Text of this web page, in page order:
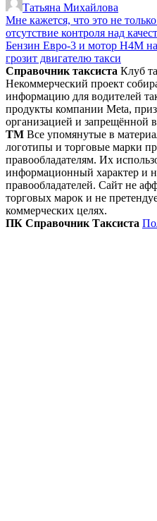
Татьяна Михайлова
Мне кажется, что это не
отсутствие контроля над
Бензин Евро-3 и мотор H4M
грозит двигателю такси
Справочник таксиста Клуб
Некоммерческий проект
информацию для водителей
продукты компании Meta,
организацией и запрещённой
ТМ Все упомянутые в
логотипы и торговые марки
правообладателям. Их
информационный характер и
правообладателей. Сайт не
торговых марок и не
коммерческих целях.
ПК Справочник Таксиста